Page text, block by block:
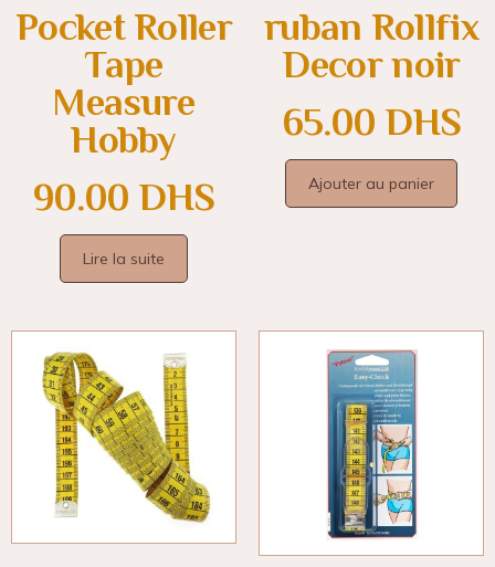
Pocket Roller
Tape
Measure
Hobby
90.00 DHS
Lire la suite
ruban Rollfix
Decor noir
65.00 DHS
Ajouter au panier